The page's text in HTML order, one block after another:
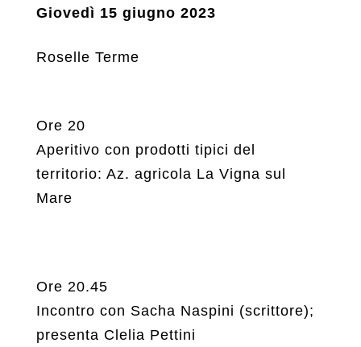
Giovedì 15 giugno 2023
Roselle Terme
Ore 20
Aperitivo con prodotti tipici del
territorio: Az. agricola La Vigna sul
Mare
Ore 20.45
Incontro con Sacha Naspini (scrittore);
presenta Clelia Pettini